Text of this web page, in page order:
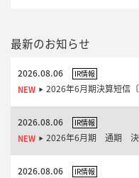
最新のお知らせ
2026.08.06 IR情報
2026年6月期決算短信
2026.08.06 IR情報
2026年6月期 通期 決
2026.08.06 IR情報